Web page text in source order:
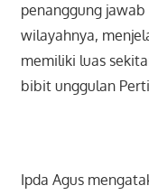
penanggung
wilayahnya,
memiliki luas
bibit unggulan
Ipda Agus